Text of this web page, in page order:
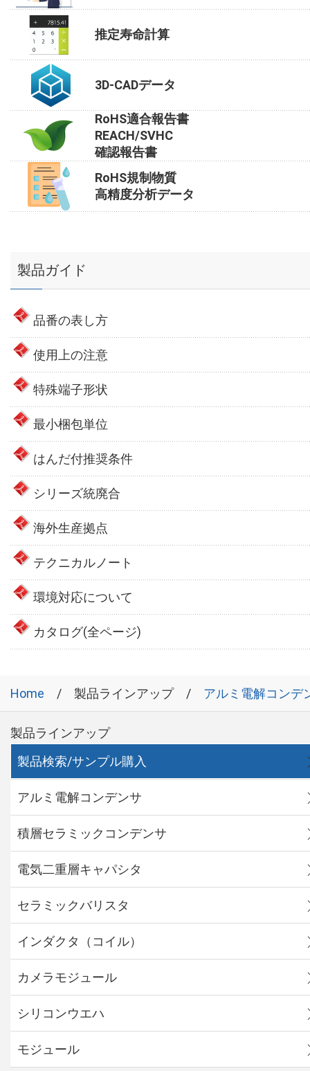
推定寿命計算
3D-CADデータ
RoHS適合報告書
REACH/SVHC
確認報告書
RoHS規制物質
高精度分析データ
製品ガイド
品番の表し方
使用上の注意
特殊端子形状
最小梱包単位
はんだ付推奨条件
シリーズ統廃合
海外生産拠点
テクニカルノート
環境対応について
カタログ(全ページ)
Home 製品ラインアップ アルミ電解コンデ
製品ラインアップ
製品検索/サンプル購入
アルミ電解コンデンサ
積層セラミックコンデンサ
電気二重層キャパシタ
セラミックバリスタ
インダクタ（コイル）
カメラモジュール
シリコンウエハ
モジュール